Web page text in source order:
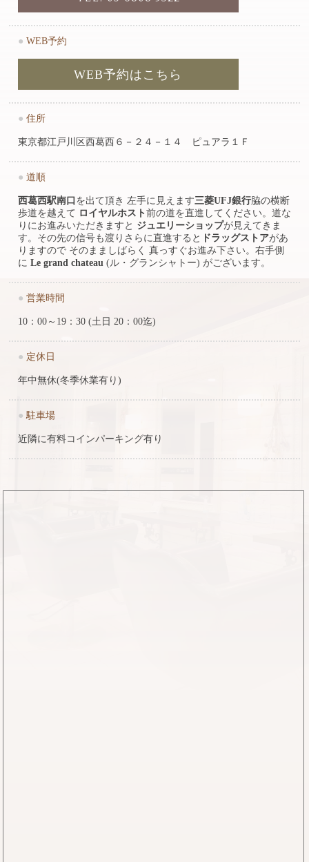
● WEB予約
WEB予約はこちら
● 住所
東京都江戸川区西葛西６－２４－１４ ピュアラ１Ｆ
● 道順
西葛西駅南口 を出て頂き 左手に見えます三菱UFJ銀行脇の横断
歩道を越えて ロイヤルホスト 前の道を直進してください。道な
りにお進みいただきますと ジュエリーショップが見えてきま
す。その先の信号も渡りさらに直進すると ドラッグストアがあ
りますので そのまましばらく 真っすぐお進み下さい。右手側
に Le grand chateau (ル・グランシャトー) がございます。
● 営業時間
10：00～19：30 (土日 20：00迄)
● 定休日
年中無休(冬季休業有り)
● 駐車場
近隣に有料コインパーキング有り